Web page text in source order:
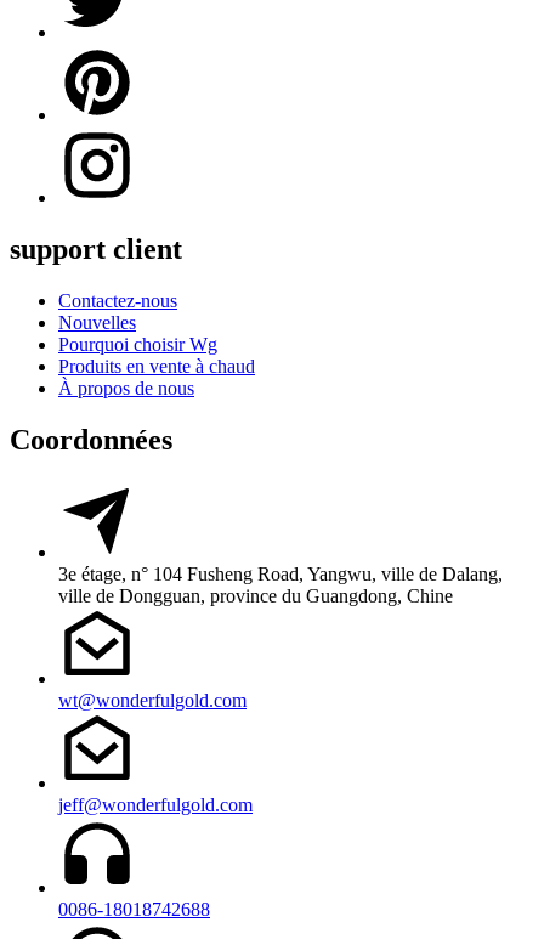
support client
Contactez-nous
Nouvelles
Pourquoi choisir Wg
Produits en vente à chaud
À propos de nous
Coordonnées
3e étage, n° 104 Fusheng Road, Yangwu, ville de Dalang,
ville de Dongguan, province du Guangdong, Chine
wt@wonderfulgold.com
jeff@wonderfulgold.com
0086-18018742688